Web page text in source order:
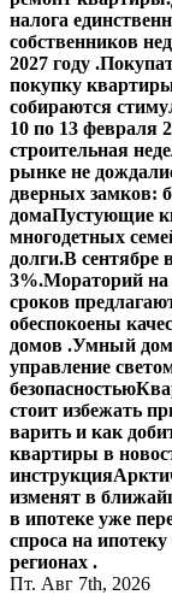
налога
собственников
2027 году .
покупку
собираются
10 по 13 февраля
строительная
рынке не
дверных замков:
домаПустующие
многодетных
долги.В сентябре
3%.Мораторий на
сроков
обеспокоены
домов .Умный
управление
безопасностью
стоит избежать
варить и как
квартиры в
инструкция
изменят в
в ипотеке уже
спроса на
регионах .
Пт. Авг 7th, 2026